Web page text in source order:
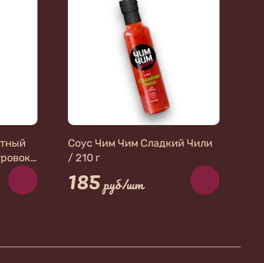
Соус Чим Чим Сладкий Чили
/ 210 г
185руб/шт